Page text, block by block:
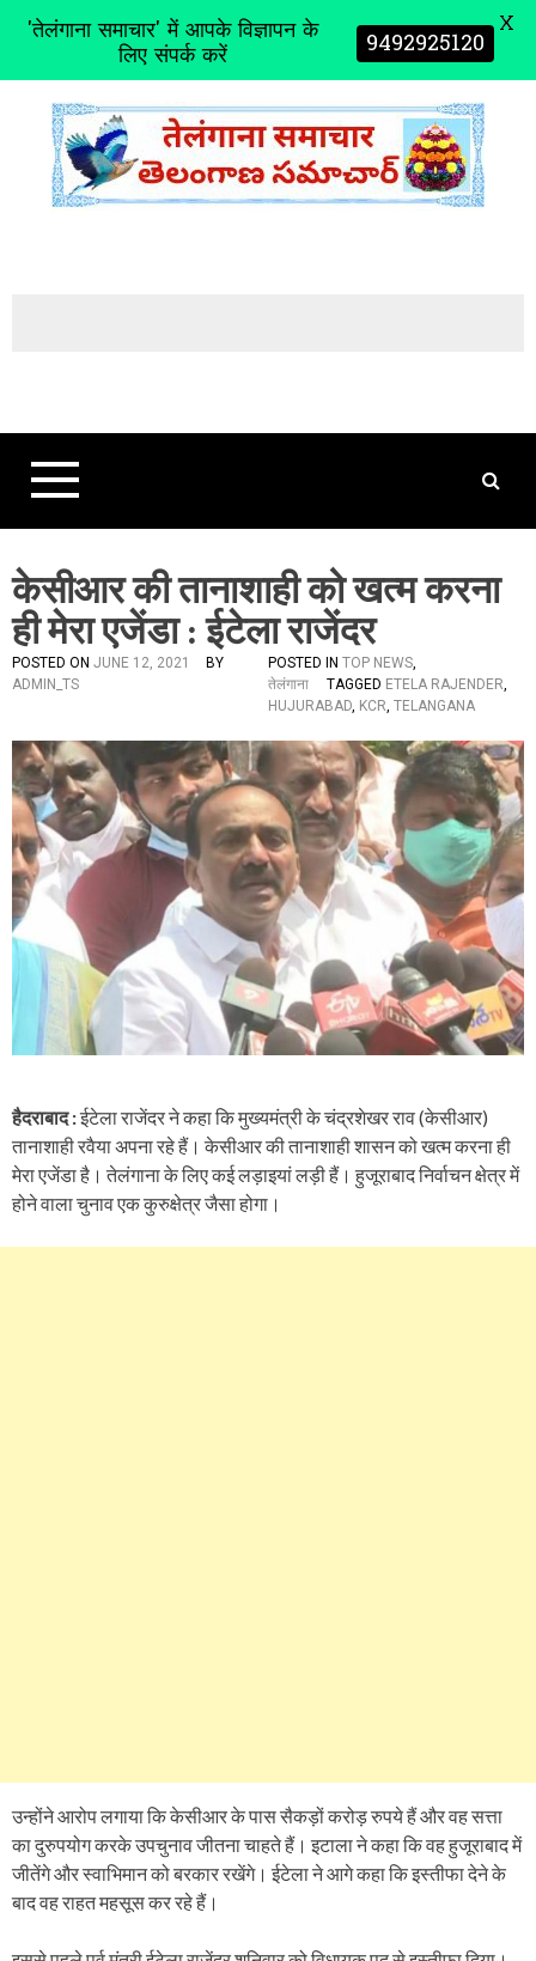
t
केसीआर की तानाशाही को खत्म करना
ही मेरा एजेंडा : ईटेला राजेंदर
POSTED ON JUNE 12, 2021
BY
ADMIN_TS
POSTED IN TOP NEWS,
तेलंगाना
TAGGED ETELA RAJENDER,
HUJURABAD, KCR, TELANGANA
हैदराबाद :ईटेला राजेंदर ने कहा कि मुख्यमंत्री के चंद्रशेखर राव (केसीआर)
तानाशाही रवैया अपना रहे हैं। केसीआर की तानाशाही शासन को खत्म करना ही
मेरा एजेंडा है। तेलंगाना के लिए कई लड़ाइयां लड़ी हैं। हुजूराबाद निर्वाचन क्षेत्र में
होने वाला चुनाव एक कुरुक्षेत्र जैसा होगा।
उन्होंने आरोप लगाया कि केसीआर के पास सैकड़ों करोड़ रुपये हैं और वह सत्ता
का दुरुपयोग करके उपचुनाव जीतना चाहते हैं। इटाला ने कहा कि वह हुजूराबाद में
जीतेंगे और स्वाभिमान को बरकार रखेंगे। ईटेला ने आगे कहा कि इस्तीफा देने के
बाद वह राहत महसूस कर रहे हैं।
'तेलंगाना समाचार' में आपके विज्ञापन के
लिए संपर्क करें 9492925120 X